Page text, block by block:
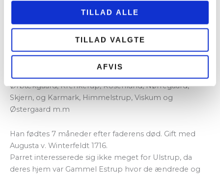
TILLAD ALLE
TILLAD VALGTE
AFVIS
Estrups riddersal.
Han døde, kun 39 år gammel og efterlod sin unge
gravide hustru på Gl. Estrup, som var deres hjem.
Kammerherre Christen Skeel (1695-1731)
Ørbækgaard, Krenkerup, Rosenlund, Nørregaard,
Skjern, og Karmark, Himmelstrup, Viskum og
Østergaard m.m
Han fødtes 7 måneder efter faderens død. Gift med
Augusta v. Winterfeldt 1716.
Parret interesserede sig ikke meget for Ulstrup, da
deres hjem var Gammel Estrup hvor de ændrede og